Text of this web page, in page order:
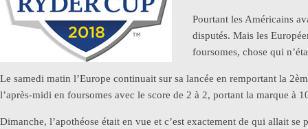
Pourtant les Américains
disputés. Mais les
foursomes, chose qui
Le samedi matin l’Europe continuait sur sa lancée en remportant la
l’après-midi en foursomes avec le score de 2 à 2, portant la marque à
Dimanche, l’apothéose était en vue et c’est exactement de qui allait se